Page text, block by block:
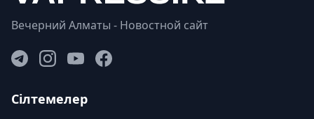
Вечерний Алматы - Новостной сайт
Сілтемелер